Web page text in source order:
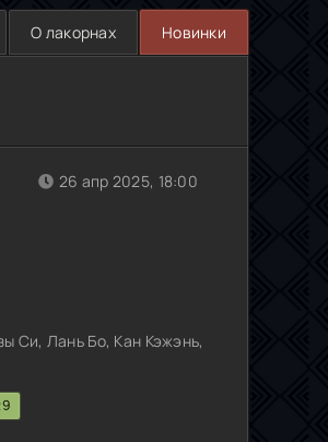
О лакорнах Новинки
26 апр 2025, 18:00
Си, Лань Бо, Кан Кэжэнь,